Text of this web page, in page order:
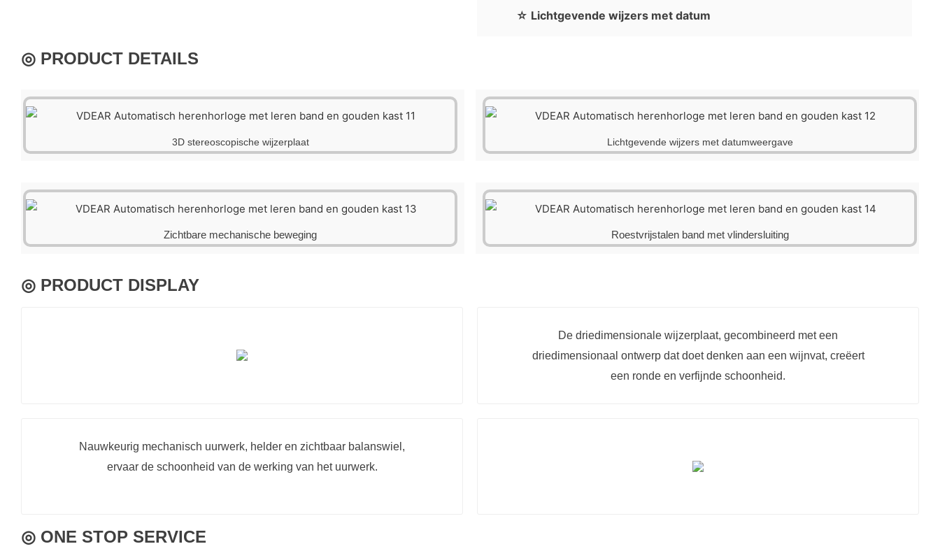
☆ Lichtgevende wijzers met datum
◎ PRODUCT DETAILS
3D stereoscopische wijzerplaat Lichtgevende wijzers met datumweergave
Zichtbare mechanische beweging Roestvrijstalen band met vlindersluiting
◎ PRODUCT DISPLAY
De driedimensionale wijzerplaat, gecombineerd met een
driedimensionaal ontwerp dat doet denken aan een wijnvat, creëert
een ronde en verfijnde schoonheid.
Nauwkeurig mechanisch uurwerk, helder en zichtbaar balanswiel,
ervaar de schoonheid van de werking van het uurwerk.
◎ ONE STOP SERVICE